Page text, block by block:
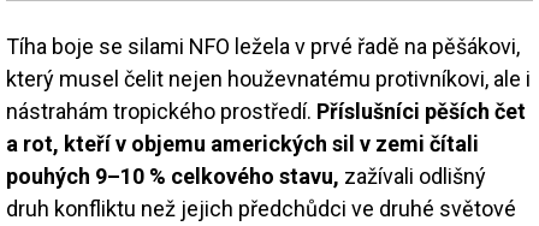
Tíha boje se silami NFO ležela v prvé řadě na pěšákovi,
který musel čelit nejen houževnatému protivníkovi, ale i
nástrahám tropického prostředí. Příslušníci pěších čet
a rot, kteří v objemu amerických sil v zemi čítali
pouhých 9–10 % celkového stavu, zažívali odlišný
druh konfliktu než jejich předchůdci ve druhé světové